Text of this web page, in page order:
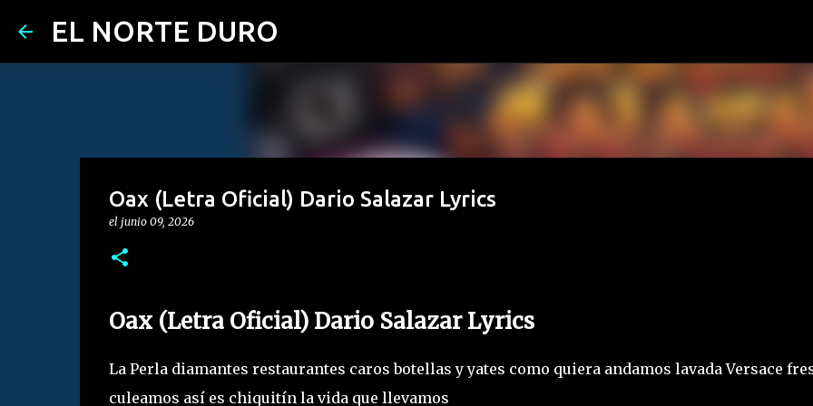
EL NORTE DURO
Oax (Letra Oficial) Dario Salazar Lyrics
el junio 09, 2026
Oax (Letra Oficial) Dario Salazar Lyrics
La Perla diamantes restaurantes caros botellas y yates como quiera andamos lavada Versace
culeamos así es chiquitín la vida que llevamos